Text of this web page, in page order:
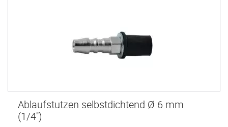
Ablaufstutzen selbstdichtend Ø 6 mm
(1/4'')